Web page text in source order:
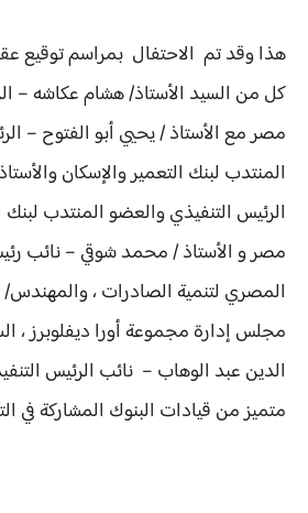
هذا وقد تم الاحتفال بمراسم توقيع
كل من السيد الأستاذ/ هشام عكاشه –
مصر مع الأستاذ / يحيي أبو الفتوح –
المنتدب لبنك التعمير والإسكان
الرئيس التنفيذي والعضو المنتدب
مصر و الأستاذ / محمد شوقي – نائب
المصري لتنمية الصادرات ،
مجلس إدارة مجموعة أورا ديفلوبرز ،
الدين عبد الوهاب – نائب الرئيس
متميز من قيادات البنوك المشاركة في